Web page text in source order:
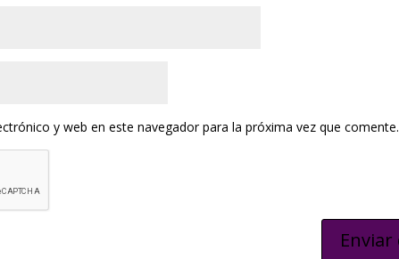
y web en este navegador para la próxima vez que comente.